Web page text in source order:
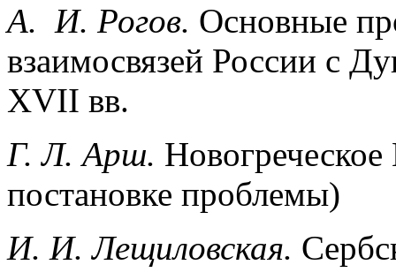
A. И. Рогов. Основные
взаимосвязей России с
XVII вв.
Г. Л. Арш.
постановке проблемы)
И. И. Лещиловская.